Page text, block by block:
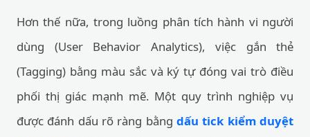
Hơn thế nữa, trong luồng phân tích hành vi người
dùng (User Behavior Analytics), việc gắn thẻ
(Tagging) bằng màu sắc và ký tự đóng vai trò điều
phối thị giác mạnh mẽ. Một quy trình nghiệp vụ
được đánh dấu rõ ràng bằng dấu tick kiểm duyệt